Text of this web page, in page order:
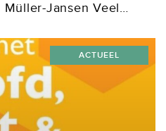
Jansen Veel
zijn, maar doordat
ACTUEEL